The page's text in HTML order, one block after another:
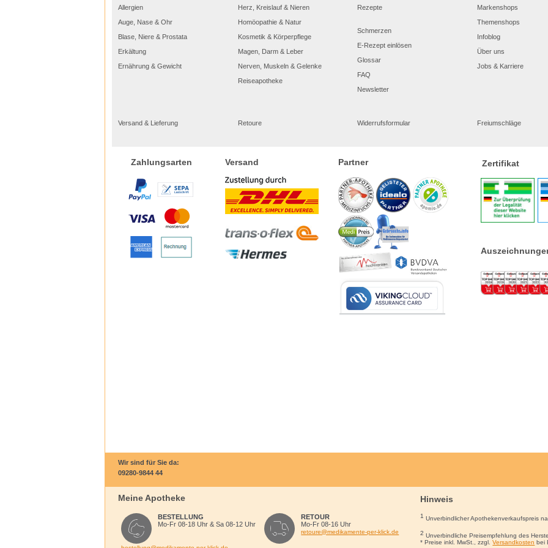
Allergien
Auge, Nase & Ohr
Blase, Niere & Prostata
Erkältung
Ernährung & Gewicht
Herz, Kreislauf & Nieren
Homöopathie & Natur
Kosmetik & Körperpflege
Magen, Darm & Leber
Nerven, Muskeln & Gelenke
Reiseapotheke
Rezepte
Schmerzen
E-Rezept einlösen
Glossar
FAQ
Newsletter
Markenshops
Themenshops
Infoblog
Über uns
Jobs & Karriere
Versand & Lieferung Retoure Widerrufsformular Freiumschläge
Zahlungsarten Versand Partner Zertifikat
Wir sind für Sie da:
09280-9844 44
Meine Apotheke
BESTELLUNG
Mo-Fr 08-18 Uhr & Sa 08-12 Uhr
RETOUR
Mo-Fr 08-16 Uhr
retoure@medikamente-per-klick.de
Hinweis
1 Unverbindlicher Apothekenverkaufspreis
2 Unverbindliche Preisempfehlung des
* Preise inkl. MwSt., zzgl.Versandkosten bei